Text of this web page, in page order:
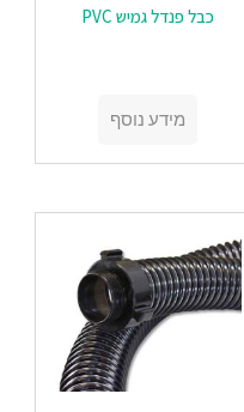
‏‏כבל פנדל גמיש PVC
מידע נוסף